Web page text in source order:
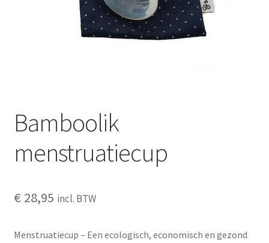
wat je nog meer wil weten
Bamboolik
menstruatiecup
€ 28,95 incl. BTW
Menstruatiecup – Een ecologisch, economisch en gezond